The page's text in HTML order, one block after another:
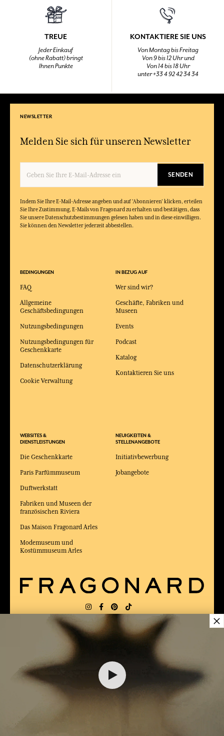
TREUE
Jeder Einkauf
(ohne Rabatt) bringt
Ihnen Punkte
KONTAKTIERE SIE UNS
Von Montag bis Freitag
Von 9 bis 12 Uhr und
Von 14 bis 18 Uhr
unter +33 4 92 42 34 34
NEWSLETTER
Melden Sie sich für unseren Newsletter
SENDEN
Indem Sie Ihre E-Mail-Adresse angeben und auf 'Abonnieren' klicken, erteilen
Sie Ihre Zustimmung, E-Mails von Fragonard zu erhalten und bestätigen, dass
Sie unsere Datenschutzbestimmungen gelesen haben und in diese einwilligen.
Sie können den Newsletter jederzeit abbestellen.
BEDINGUNGEN
FAQ
Allgemeine
Geschäftsbedingungen
Nutzungsbedingungen
Nutzungsbedingungen für
Geschenkkarte
Datenschutzerklärung
Cookie Verwaltung
WEBSITES &
DIENSTLEISTUNGEN
Die Geschenkkarte
Paris Parfümmuseum
Duftwerkstatt
Fabriken und Museen der
französischen Riviera
Das Maison Fragonard Arles
Modemuseum und
Kostümmuseum Arles
IN BEZUG AUF
Wer sind wir?
Geschäfte, Fabriken und
Museen
Events
Podcast
Katalog
Kontaktieren Sie uns
NEUIGKEITEN &
STELLENANGEBOTE
Initiativbewerbung
Jobangebote
FR SPRACHE: DE
×